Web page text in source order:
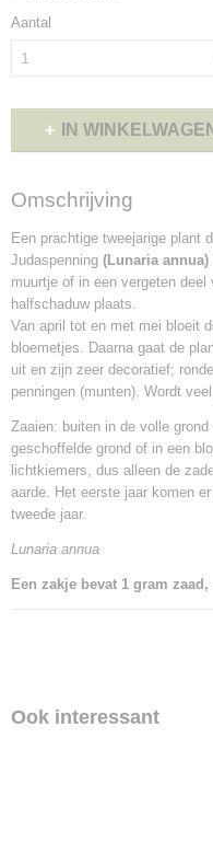
Aantal
IN
Omschrijving
Een prachtige tweejarige plant
Judaspenning (Lunaria annua)
muurtje of in een vergeten
halfschaduw plaats.
Van april tot en met mei bloeit
bloemetjes. Daarna gaat de
uit en zijn zeer decoratief;
penningen (munten). Wordt
Zaaien: buiten in de volle
geschoffelde grond of in een
lichtkiemers, dus alleen de
aarde. Het eerste jaar komen
tweede jaar.
Lunaria annua
Een zakje bevat 1 gram
Ook interessant